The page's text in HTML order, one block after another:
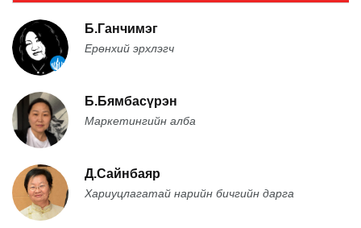
Б.Ганчимэг
Ерөнхий эрхлэгч
Б.Бямбасүрэн
Маркетингийн алба
Д.Сайнбаяр
Хариуцлагатай нарийн бичгийн дарга